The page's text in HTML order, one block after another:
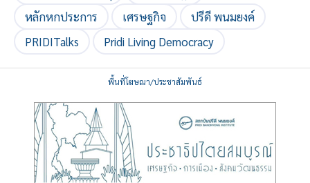
หลักหกประการ
เศรษฐกิจ
ปรีดี พนมยงค์
PRIDITalks
Pridi Living Democracy
พื้นที่โฆษณา/ประชาสัมพันธ์